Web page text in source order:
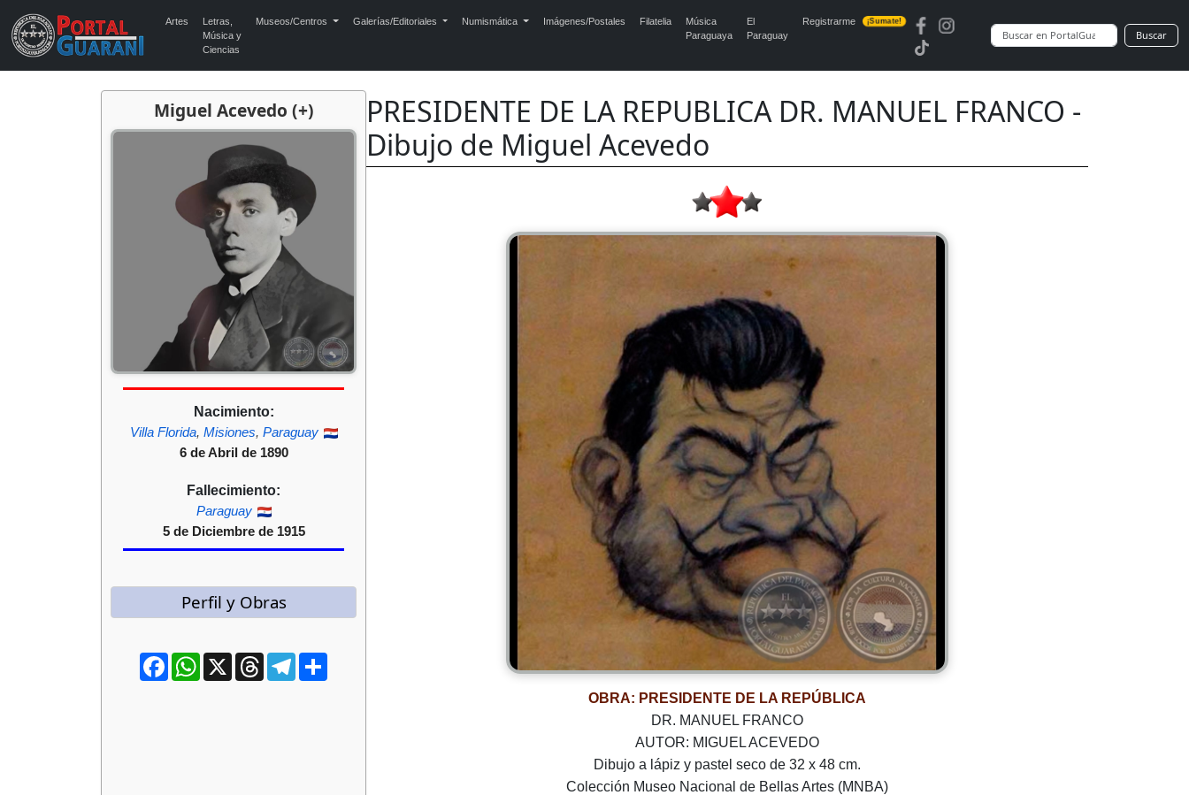
Artes
Letras,
Música y
Ciencias
Museos/Centros Galerías/Editoriales Numismática Imágenes/Postales Filatelia
Música
Paraguaya
El
Paraguay
Registrarme ¡Sumate!
Buscar
Miguel Acevedo (+)
Nacimiento:
Villa Florida, Misiones, Paraguay
6 de Abril de 1890
Fallecimiento:
Paraguay
5 de Diciembre de 1915
Perfil y Obras
FacebookWhatsApp
X ThreadsTelegram
PRESIDENTE DE LA REPUBLICA DR. MANUEL FRANCO -
Dibujo de Miguel Acevedo
OBRA: PRESIDENTE DE LA REPÚBLICA
DR. MANUEL FRANCO
AUTOR: MIGUEL ACEVEDO
Dibujo a lápiz y pastel seco de 32 x 48 cm.
Colección Museo Nacional de Bellas Artes (MNBA)